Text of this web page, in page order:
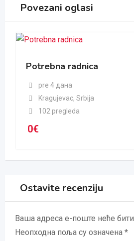
Povezani oglasi
Potrebna radnica
pre 4 дана
Kragujevac, Srbija
102 pregleda
0€
Ostavite recenziju
Ваша адреса е-поште неће бити
Неопходна поља су означена *